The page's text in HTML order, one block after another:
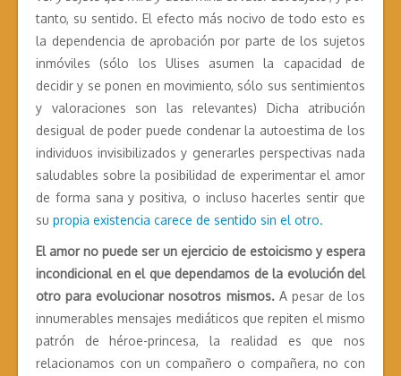
tanto, su sentido. El efecto más nocivo de todo esto es
la dependencia de aprobación por parte de los sujetos
inmóviles (sólo los Ulises asumen la capacidad de
decidir y se ponen en movimiento, sólo sus sentimientos
y valoraciones son las relevantes) Dicha atribución
desigual de poder puede condenar la autoestima de los
individuos invisibilizados y generarles perspectivas nada
saludables sobre la posibilidad de experimentar el amor
de forma sana y positiva, o incluso hacerles sentir que
su propia existencia carece de sentido sin el otro.
El amor no puede ser un ejercicio de estoicismo y espera
incondicional en el que dependamos de la evolución del
otro para evolucionar nosotros mismos.A pesar de los
innumerables mensajes mediáticos que repiten el mismo
patrón de héroe-princesa, la realidad es que nos
relacionamos con un compañero o compañera, no con